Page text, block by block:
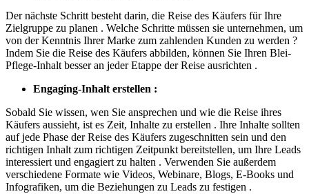
Der nächste Schritt besteht darin, die Reise des Käufers für Ihre
Zielgruppe zu planen . Welche Schritte müssen sie unternehmen, um
von der Kenntnis Ihrer Marke zum zahlenden Kunden zu werden ?
Indem Sie die Reise des Käufers abbilden, können Sie Ihren Blei-
Pflege-Inhalt besser an jeder Etappe der Reise ausrichten .
Engaging-Inhalt erstellen :
Sobald Sie wissen, wen Sie ansprechen und wie die Reise ihres
Käufers aussieht, ist es Zeit, Inhalte zu erstellen . Ihre Inhalte sollten
auf jede Phase der Reise des Käufers zugeschnitten sein und den
richtigen Inhalt zum richtigen Zeitpunkt bereitstellen, um Ihre Leads
interessiert und engagiert zu halten . Verwenden Sie außerdem
verschiedene Formate wie Videos, Webinare, Blogs, E-Books und
Infografiken, um die Beziehungen zu Leads zu festigen .